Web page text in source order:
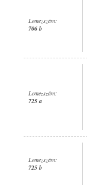
Lemezszám:
706 b
Lemezszám:
725 a
Lemezszám:
725 b